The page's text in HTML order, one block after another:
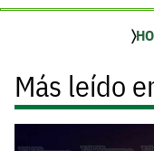
Más leído